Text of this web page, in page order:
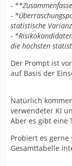
-
-
statistische
-
die höchsten
Der Prompt ist
auf Basis der
Natürlich
verwendeter KI
Aber es gibt eine
Probiert es
Gesamttabelle